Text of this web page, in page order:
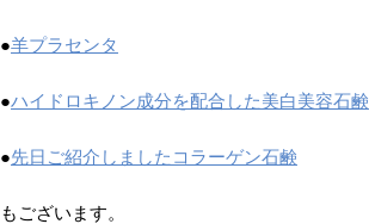
●羊プラセンタ
●ハイドロキノン成分を配合した美白美容石鹸
●先日ご紹介しましたコラーゲン石鹸
もございます。